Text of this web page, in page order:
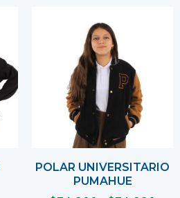
POLAR UNIVERSITARIO
PUMAHUE